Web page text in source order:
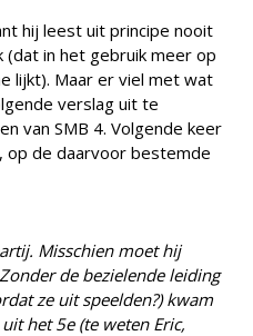
hij leest uit principe nooit
in het gebruik meer op
lijkt). Maar er viel met wat
verslag uit te
van SMB 4. Volgende keer
op de daarvoor bestemde
Misschien moet hij
de bezielende leiding
ze uit speelden?) kwam
het 5e (te weten Eric,